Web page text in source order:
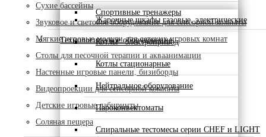
Спортивные тренажеры
Технологическое оборудование
Жарочные шкафы газовые, электрические
Котлы - электропривод
Котлы стационарные
Нейтральное оборудование
Пароконвектоматы
Спиральные тестомесы серии CHEF и LIGHT
Сухие бассейны
Звуковое и световое оборудование для сенсорной комнаты
Мягкие игровые модули для детских игровых комнат
Столы для песочной терапии и акваанимации
Настенные игровые панели, бизиборды
Видеопроекции для сенсорной комнаты
Детские игровые лабиринты
Соляная пещера